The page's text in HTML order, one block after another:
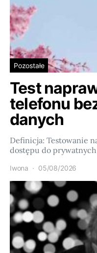
Pozostałe
Test
telefonu
danych
Definicja: Testowanie
dostępu do
Iwona 05/08/2026